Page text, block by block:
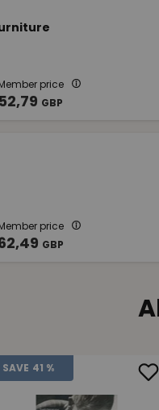
price
52,79 GBP
price
GBP
SAVE 41 %